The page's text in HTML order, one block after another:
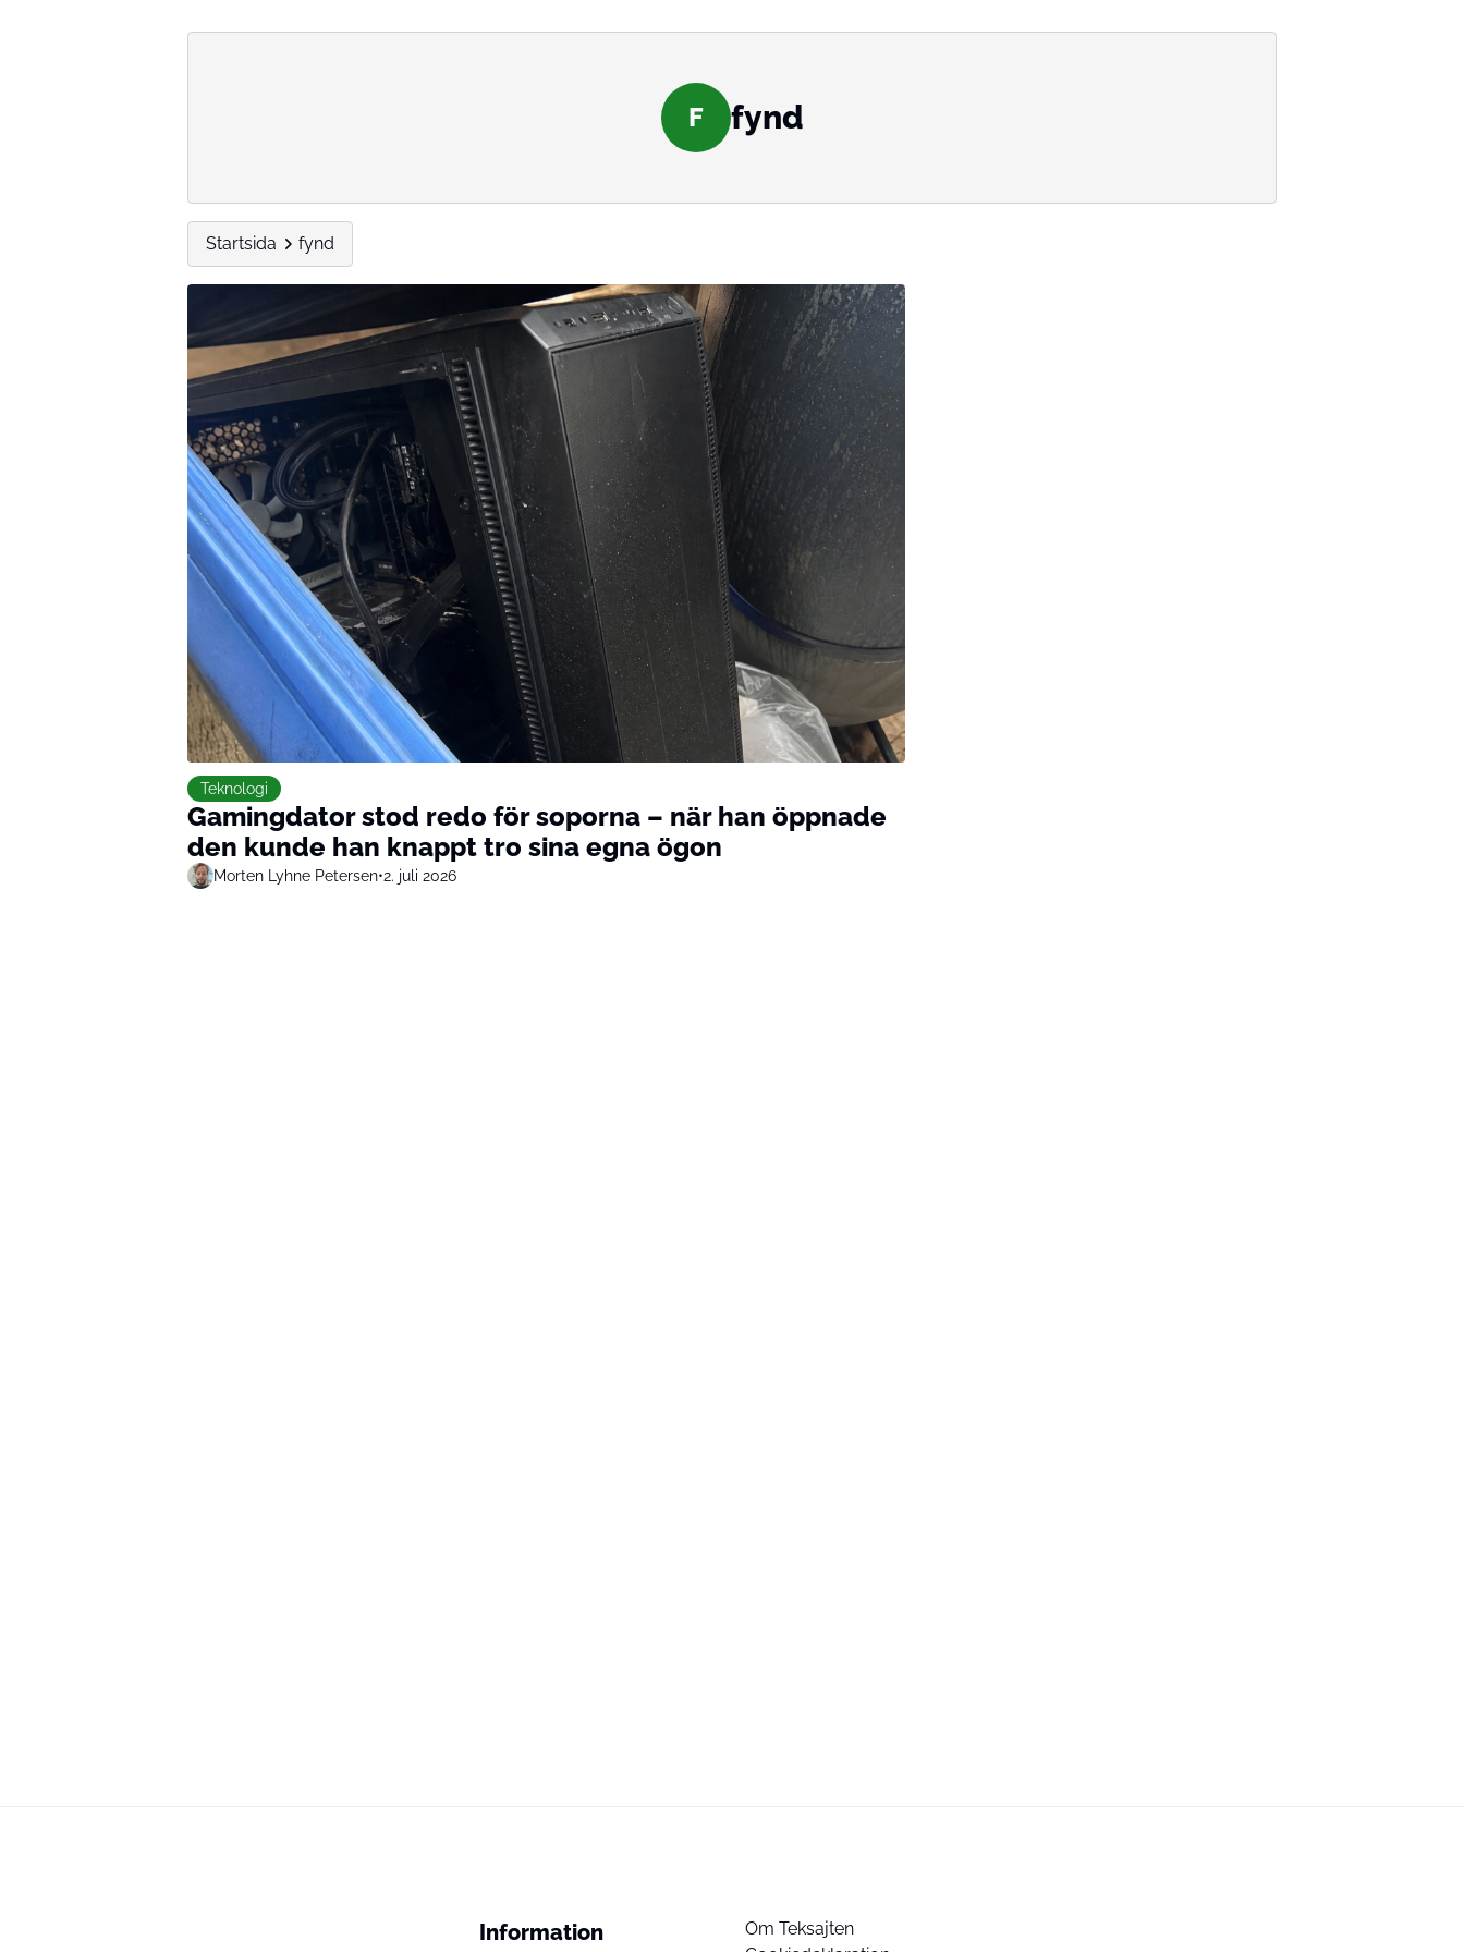
F fynd
Startsida fynd
Teknologi
Gamingdator stod redo för soporna – när han öppnade
den kunde han knappt tro sina egna ögon
Morten Lyhne Petersen•2. juli 2026
Information
Om Teksajten